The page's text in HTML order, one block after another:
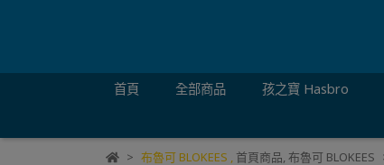
首頁 全部商品 孩之寶 Hasbro
布魯可 BLOKEES , 首頁商品,布魯可 BLOKEES